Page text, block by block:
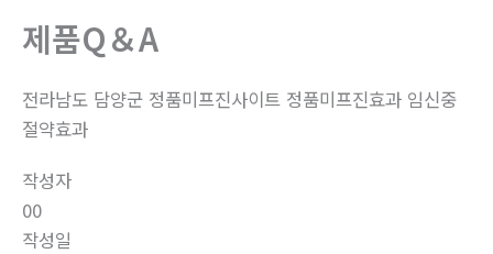
제품Q＆A
전라남도 담양군 정품미프진사이트 정품미프진효과 임신중
절약효과
작성자
00
작성일